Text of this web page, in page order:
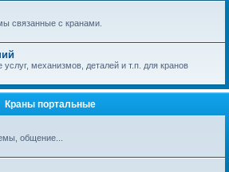
связанные с кранами.
механизмов, деталей и т.п. для кранов
Краны портальные
общение...